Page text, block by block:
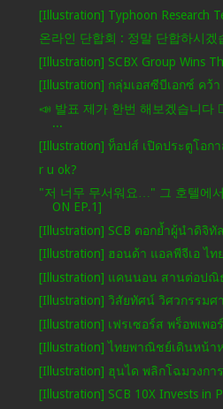
[Illustration] Typhoon Research
온라인 단합회 : 정말 단합하시겠
[Illustration] SCBX Group Wins
[Illustration] กลุ่มเอสซีบีเอกซ์ คว้า
📣 발표 제가 한번 해보겠습니다
...
[Illustration] ท็อปส์ เปิดประตูโอก
r u ok?
"저 너무 무서워요…" 그 호텔에
ON EP.1]
[Illustration] SCB ตอกย้ำผู้นำดิจิทั
[Illustration] ฮอนด้า แอลพีจีเอ ไ
[Illustration] แคนนอน สานต่อปณิ
[Illustration] วิสัยทัศน์ วิศวกรรมศ
[Illustration] เฟรเซอร์ส พร็อพเพอ
[Illustration] ไทยพาณิชย์เดินหน้า
[Illustration] ฮุนได พลิกโฉมวงการ
[Illustration] SCB 10X Invests in